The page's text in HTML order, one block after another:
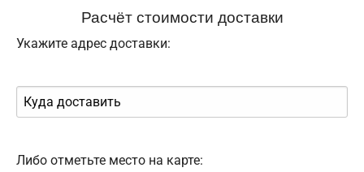
Расчёт стоимости доставки
Укажите адрес доставки:
Либо отметьте место на карте: